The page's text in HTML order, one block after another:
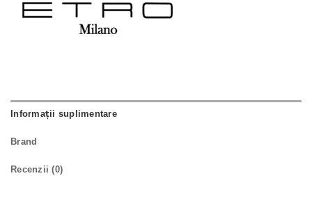
Informații suplimentare
Brand
Recenzii (0)